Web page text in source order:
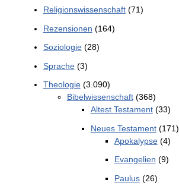
Religionswissenschaft(71)
Rezensionen (164)
Soziologie(28)
Sprache(3)
Theologie(3.090)
Bibelwissenschaft(368)
Altest Testament(33)
Neues Testament(171)
Apokalypse(4)
Evangelien (9)
Paulus(26)